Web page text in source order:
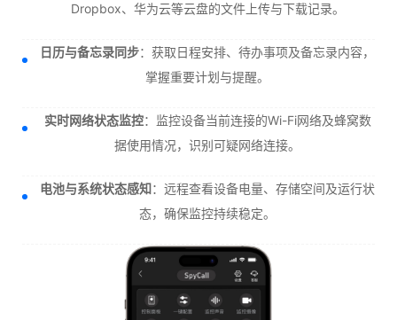
Dropbox、华为云等云盘的文件上传与下载记录。
日历与备忘录同步：获取日程安排、待办事项及备忘录内容，
掌握重要计划与提醒。
实时网络状态监控：监控设备当前连接的Wi-Fi网络及蜂窝数
据使用情况，识别可疑网络连接。
电池与系统状态感知：远程查看设备电量、存储空间及运行状
态，确保监控持续稳定。